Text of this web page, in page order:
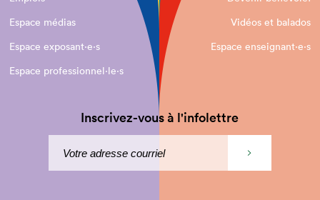
Espace médias
Vidéos et balados
Espace exposant·e⋅s
Espace enseignant·e⋅s
Espace professionnel·le⋅s
Inscrivez-vous à l'infolettre